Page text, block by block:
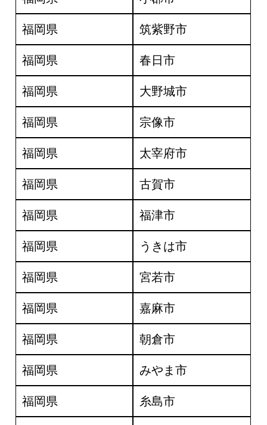
福岡県 筑紫野市
福岡県 春日市
福岡県 大野城市
福岡県 宗像市
福岡県 太宰府市
福岡県 古賀市
福岡県 福津市
福岡県 うきは市
福岡県 宮若市
福岡県 嘉麻市
福岡県 朝倉市
福岡県 みやま市
福岡県 糸島市